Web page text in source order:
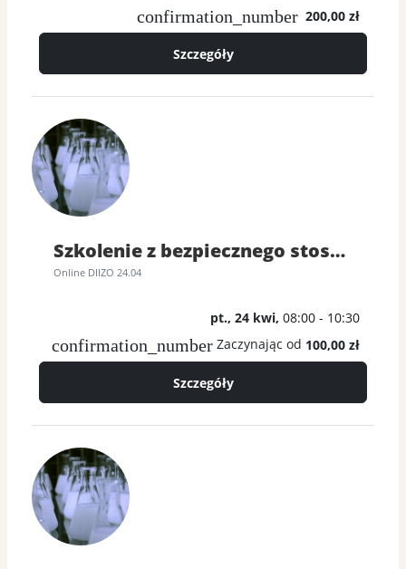
confirmation_number 200,00 zł
Szczegóły
Szkolenie z bezpiecznego stosowania diizocyjanianów
Online DIIZO 24.04
pt., 24 kwi, 08:00 - 10:30
confirmation_number Zaczynając od 100,00 zł
Szczegóły